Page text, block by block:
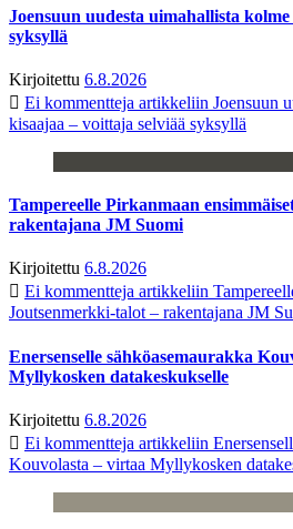
Joensuun uudesta uimahallista
syksyllä
Kirjoitettu 6.8.2026
Ei kommentteja artikkeliin Joensuun
kisaajaa – voittaja selviää syksyllä
Tampereelle Pirkanmaan
rakentajana JM Suomi
Kirjoitettu 6.8.2026
Ei kommentteja artikkeliin
Joutsenmerkki-talot – rakentajana JM
Enersenselle sähköasemaurakka
Myllykosken datakeskukselle
Kirjoitettu 6.8.2026
Ei kommentteja artikkeliin
Kouvolasta – virtaa Myllykosken